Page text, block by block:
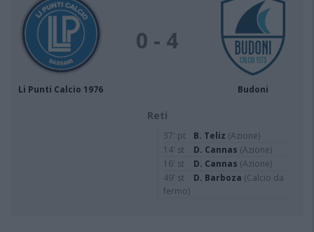
Li Punti Calcio 1976
0 - 4
Budoni
Reti
37' pt B. Teliz (Azione)
14' st
D. Cannas (Azione)
16' st
D. Cannas (Azione)
49' st
D. Barboza (Calcio da
fermo)